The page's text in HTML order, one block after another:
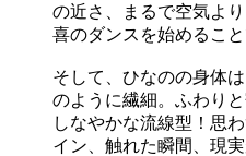
の近さ、まるで空気よ
喜のダンスを始めること
そして、ひなのの身体
のように繊細。ふわり
しなやかな流線型！思
イン、触れた瞬間、現